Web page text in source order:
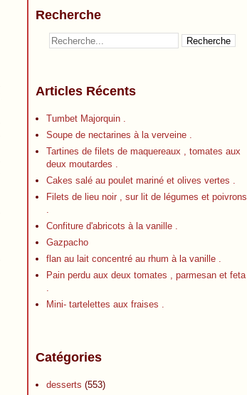
Recherche
Articles Récents
Tumbet Majorquin .
Soupe de nectarines à la verveine .
Tartines de filets de maquereaux , tomates aux
deux moutardes .
Cakes salé au poulet mariné et olives vertes .
Filets de lieu noir , sur lit de légumes et poivrons
.
Confiture d'abricots à la vanille .
Gazpacho
flan au lait concentré au rhum à la vanille .
Pain perdu aux deux tomates , parmesan et feta
.
Mini- tartelettes aux fraises .
Catégories
desserts (553)